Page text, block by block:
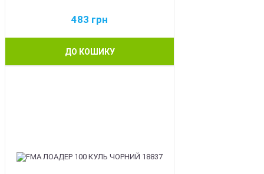
483 грн
ДО КОШИКУ